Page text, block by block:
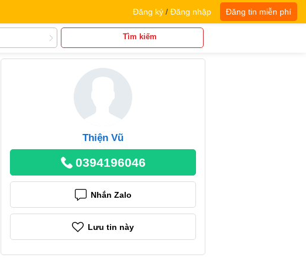
Đăng ký / Đăng nhập Đăng tin miễn phí
Tìm kiếm
Thiện Vũ
0394196046
Nhắn Zalo
Lưu tin này